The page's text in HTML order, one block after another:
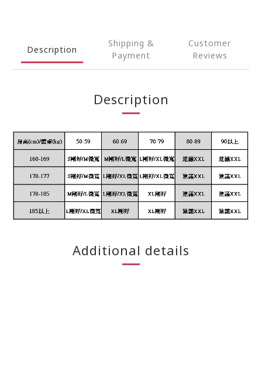
Description
Shipping &
Payment
Customer
Reviews
Description
Additional details